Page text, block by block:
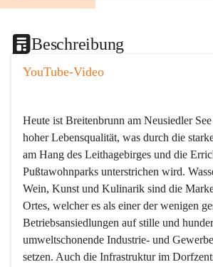
Beschreibung
YouTube-Video
Heute ist Breitenbrunn am Neusiedler
hoher Lebensqualität, was durch die
am Hang des Leithagebirges und die
Pußtawohnparks unterstrichen wird.
Wein, Kunst und Kulinarik sind die
Ortes, welcher es als einer der wenigen
Betriebsansiedlungen auf stille und
umweltschonende Industrie- und
setzen. Auch die Infrastruktur im